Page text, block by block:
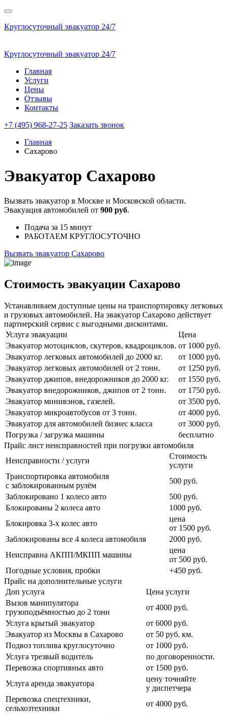
Круглосуточный эвакуатор 24/7
Круглосуточный эвакуатор 24/7
Главная
Услуги
Цены
Отзывы
Контакты
+7 (495) 968-27-25 Заказать звонок
Главная
Сахарово
Эвакуатор Сахарово
Вызвать эвакуатор в Москве и Московской области.
Эвакуация автомобилей от 900 руб.
Подача за 15 минут
РАБОТАЕМ КРУГЛОСУТОЧНО
Вызвать эвакуатор Сахарово
Стоимость эвакуации Сахарово
Устанавливаем доступные цены на транспортировку легковых
и грузовых автомобилей. На эвакуатор Сахарово действует
партнерский сервис с выгодными дисконтами.
Услуга эвакуации
Цена
Эвакуатор мотоциклов, скутеров, квадроциклов. от 1000 руб.
Эвакуатор легковых автомобилей до 2000 кг.
от 1000 руб.
Эвакуатор легковых автомобилей от 2 тонн.
от 1250 руб.
Эвакуатор джипов, внедорожников до 2000 кг.
от 1550 руб.
Эвакуатор внедорожников, джипов от 2 тонн.
от 1750 руб.
Эвакуатор минивэнов, газелей.
от 3500 руб.
Эвакуатор микроавтобусов от 3 тонн.
от 4000 руб.
Эвакуатор для автомобилей бизнес класса
от 3000 руб.
Погрузка / загрузка машины
бесплатно
Прайс лист неисправностей при погрузки автомобиля
Неисправности / услуги
Стоимость
услуги
Транспортировка автомобиля
с заблокированным рулём
500 руб.
Заблокировано 1 колесо авто
500 руб.
Блокированы 2 колеса авто
1000 руб.
Блокировка 3-х колес авто
цена
от 1500 руб.
Заблокированы все 4 колеса автомобиля
2000 руб.
Неисправна АКПП/МКПП машины
цена
от 500 руб.
Погодные условия, пробки
+450 руб.
Прайс на дополнительные услуги
Доп услуга
Цена услуги
Вызов манипулятора
грузоподъёмностью до 2 тонн
от 4000 руб.
Услуга крытый эвакуатор
от 6000 руб.
Эвакуатор из Москвы в Сахарово
от 50 руб. км.
Подвоз топлива круглосуточно
от 1000 руб.
Услуга трезвый водитель
по договоренности.
Перевозка спортивных авто
от 1500 руб.
Услуга аренда эвакуатора
цену точняйте
у диспетчера
Перевозка спецтехники,
сельхозтехники
от 4000 руб.